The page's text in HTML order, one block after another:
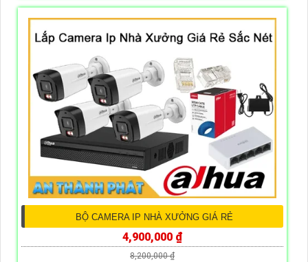
BỘ CAMERA IP NHÀ XƯỞNG GIÁ RẺ
4,900,000 ₫
8,200,000 ₫